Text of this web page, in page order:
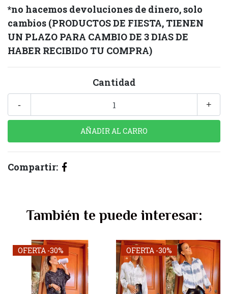
*no hacemos devoluciones de dinero, solo
cambios (PRODUCTOS DE FIESTA, TIENEN
UN PLAZO PARA CAMBIO DE 3 DIAS DE
HABER RECIBIDO TU COMPRA)
Cantidad
+
-
Compartir:
También te puede interesar:
OFERTA -30% OFERTA -30%